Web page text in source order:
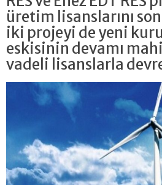
üretim lisanslarını
iki projeyi de yeni
eskisinin devamı
vadeli lisanslarla